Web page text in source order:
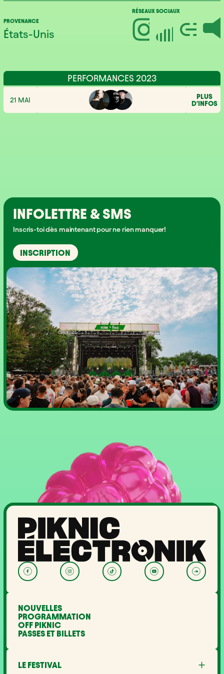
PROVENANCE
États-Unis
RÉSEAUX SOCIAUX
PERFORMANCES 2023
21 MAI
PLUS
D'INFOS
INFOLETTRE & SMS
Inscris-toi dès maintenant pour ne rien manquer!
INSCRIPTION
NOUVELLES
PROGRAMMATION
OFF PIKNIC
PASSES ET BILLETS
LE FESTIVAL